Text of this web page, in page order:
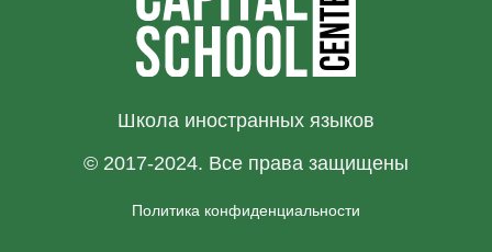
Школа иностранных языков
© 2017-2024. Все права защищены
Политика конфиденциальности